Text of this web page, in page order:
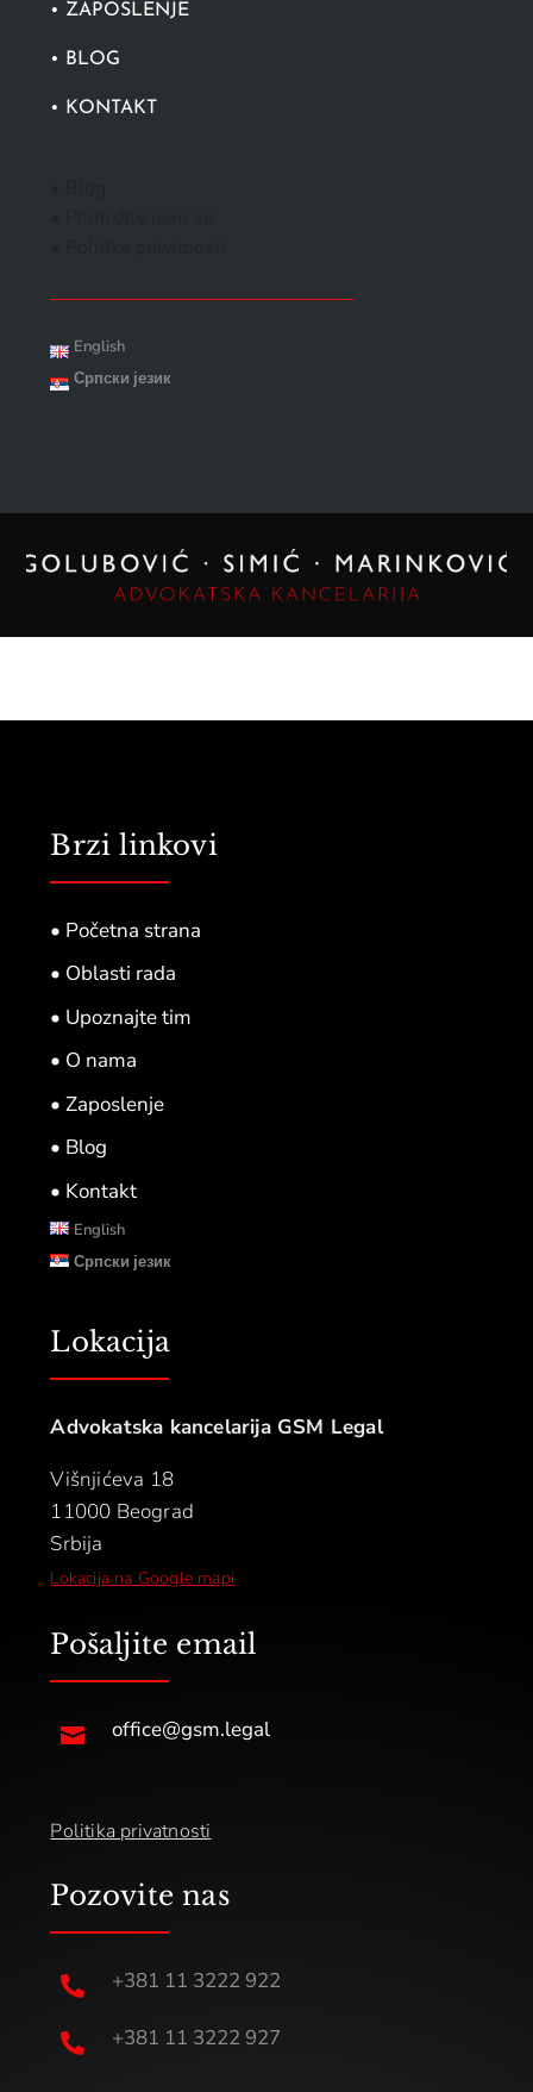
• ZAPOSLENJE
• BLOG
• KONTAKT
English
Српски језик
Brzi linkovi
• Početna strana
• Oblasti rada
• Upoznajte tim
• O nama
• Zaposlenje
• Blog
• Kontakt
English
Српски језик
Lokacija
Advokatska kancelarija GSM Legal
Višnjićeva 18
11000 Beograd
Srbija
Lokacija na Google mapi
Pošaljite email
 office@gsm.legal
Politika privatnosti
Pozovite nas
 +381 11 3222 922
 +381 11 3222 927